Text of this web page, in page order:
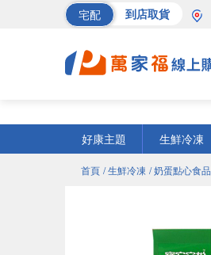
宅配 到店取貨
好康主題
生鮮冷凍
首頁 / 生鮮冷凍 / 奶蛋點心食品